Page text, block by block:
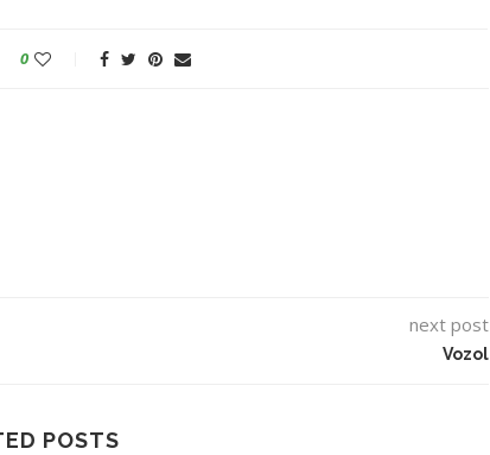
0
next post
Vozol
POSTS